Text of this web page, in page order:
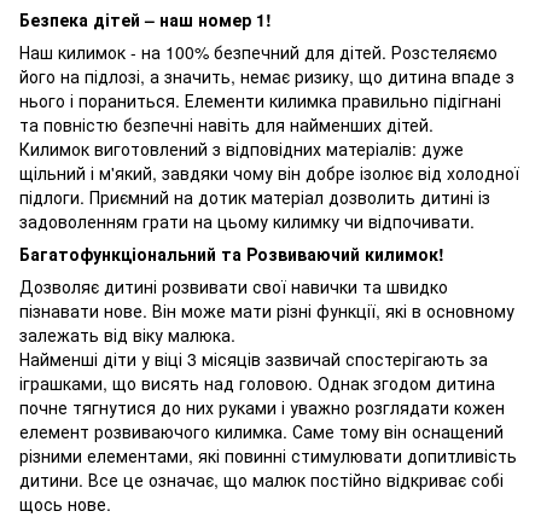
Безпека дітей – наш номер 1!
Наш килимок - на 100% безпечний для дітей. Розстеляємо
його на підлозі, а значить, немає ризику, що дитина впаде з
нього і пораниться. Елементи килимка правильно підігнані
та повністю безпечні навіть для найменших дітей.
Килимок виготовлений з відповідних матеріалів: дуже
щільний і м'який, завдяки чому він добре ізолює від холодної
підлоги. Приємний на дотик матеріал дозволить дитині із
задоволенням грати на цьому килимку чи відпочивати.
Багатофункціональний та Розвиваючий килимок!
Дозволяє дитині розвивати свої навички та швидко
пізнавати нове. Він може мати різні функції, які в основному
залежать від віку малюка.
Найменші діти у віці 3 місяців зазвичай спостерігають за
іграшками, що висять над головою. Однак згодом дитина
почне тягнутися до них руками і уважно розглядати кожен
елемент розвиваючого килимка. Саме тому він оснащений
різними елементами, які повинні стимулювати допитливість
дитини. Все це означає, що малюк постійно відкриває собі
щось нове.